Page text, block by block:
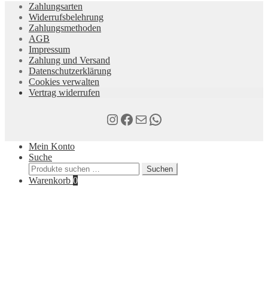
Zahlungsarten
Widerrufsbelehrung
Zahlungsmethoden
AGB
Impressum
Zahlung und Versand
Datenschutzerklärung
Cookies verwalten
Vertrag widerrufen
Instagram
Facebook
E-MailWhatsApp
Mein Konto
Suche
Suchen
nach:
Suchen
Warenkorb 0